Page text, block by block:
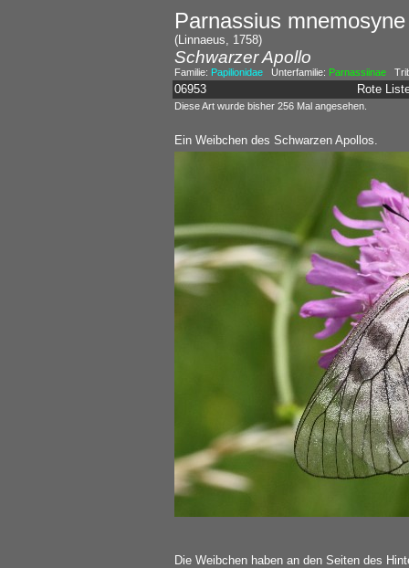
Parnassius
(Linnaeus, 1758)
Schwarzer Apollo
Familie: PapilionidaeUnterfamilie: Parnassiinae
06953 Rote
Diese Art wurde bisher 256 Mal angesehen.
Ein Weibchen des Schwarzen Apollos.
Die Weibchen haben an den Seiten des